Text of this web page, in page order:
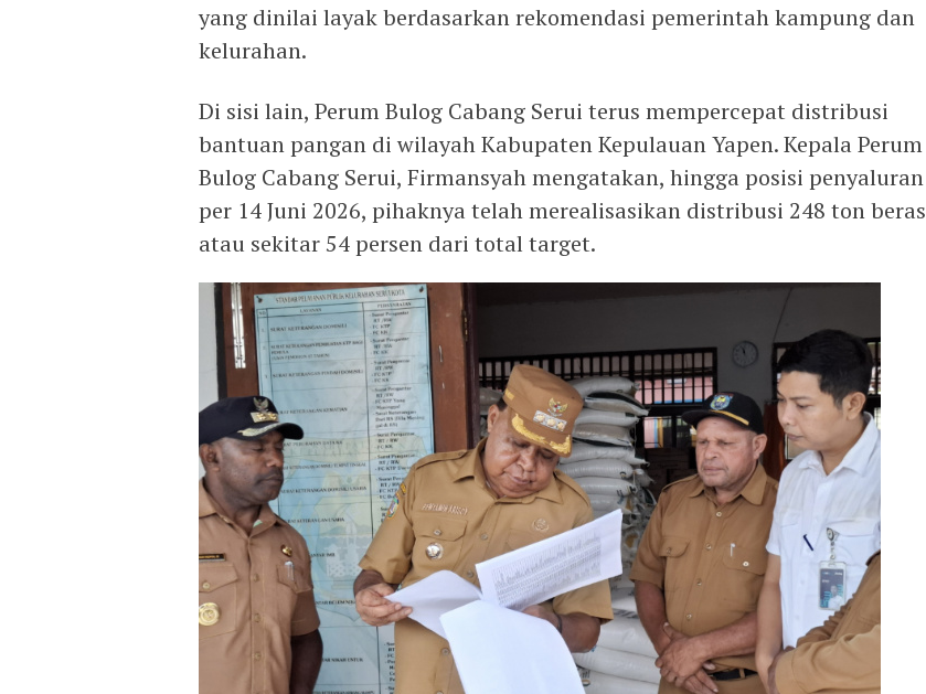
yang dinilai layak berdasarkan rekomendasi pemerintah kampung dan
kelurahan.
Di sisi lain, Perum Bulog Cabang Serui terus mempercepat distribusi
bantuan pangan di wilayah Kabupaten Kepulauan Yapen. Kepala Perum
Bulog Cabang Serui, Firmansyah mengatakan, hingga posisi penyaluran
per 14 Juni 2026, pihaknya telah merealisasikan distribusi 248 ton beras
atau sekitar 54 persen dari total target.